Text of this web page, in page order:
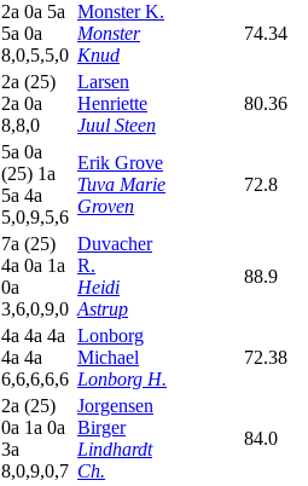
2a 0a 5a
5a 0a
8,0,5,5,0
Monster K.
Monster
Knud
74.34
2a (25)
2a 0a
8,8,0
Larsen
Henriette
Juul Steen
80.36
5a 0a
(25) 1a
5a 4a
5,0,9,5,6
Erik Grove
Tuva Marie
Groven
72.8
7a (25)
4a 0a 1a
0a
3,6,0,9,0
Duvacher
R.
Heidi
Astrup
88.9
4a 4a 4a
4a 4a
6,6,6,6,6
Lonborg
Michael
Lonborg H.
72.38
2a (25)
0a 1a 0a
3a
8,0,9,0,7
Jorgensen
Birger
Lindhardt
Ch.
84.0